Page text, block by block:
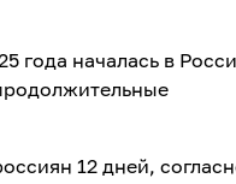
года началась в
12 дней,